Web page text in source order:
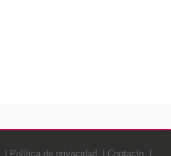
Política de privacidad Contacto